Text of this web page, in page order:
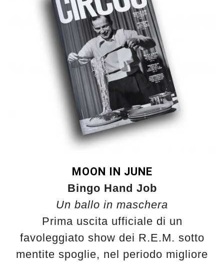
MOON IN JUNE
Bingo Hand Job
Un ballo in maschera
Prima uscita ufficiale di un
favoleggiato show dei R.E.M. sotto
mentite spoglie, nel periodo migliore